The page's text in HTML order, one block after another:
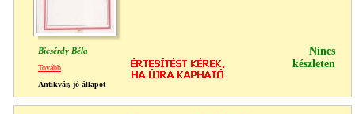
Bicsérdy Béla
Nincs
készleten
Tovább
Antikvár, jó állapot